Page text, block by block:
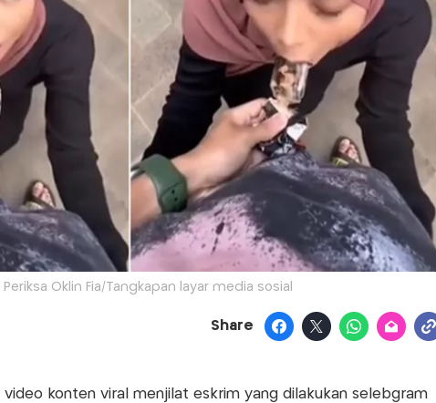
Periksa Oklin Fia/Tangkapan layar media sosial
Share
video konten viral menjilat eskrim yang dilakukan selebgram